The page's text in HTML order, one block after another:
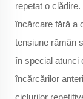
repetat o
încărcare fără a
tensiune rămân
în special atunci
încărcărilor
ciclurilor